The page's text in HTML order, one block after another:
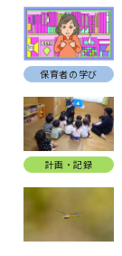
保育者の学び
計画・記録